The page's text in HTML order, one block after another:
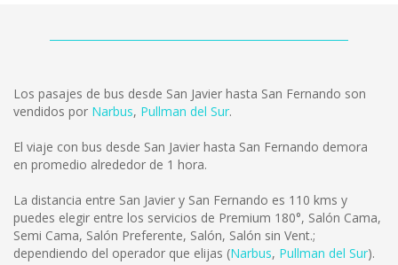
Los pasajes de bus desde San Javier hasta San Fernando son
vendidos por Narbus, Pullman del Sur.
El viaje con bus desde San Javier hasta San Fernando demora
en promedio alrededor de 1 hora.
La distancia entre San Javier y San Fernando es 110 kms y
puedes elegir entre los servicios de Premium 180°, Salón Cama,
Semi Cama, Salón Preferente, Salón, Salón sin Vent.;
dependiendo del operador que elijas (Narbus, Pullman del Sur).